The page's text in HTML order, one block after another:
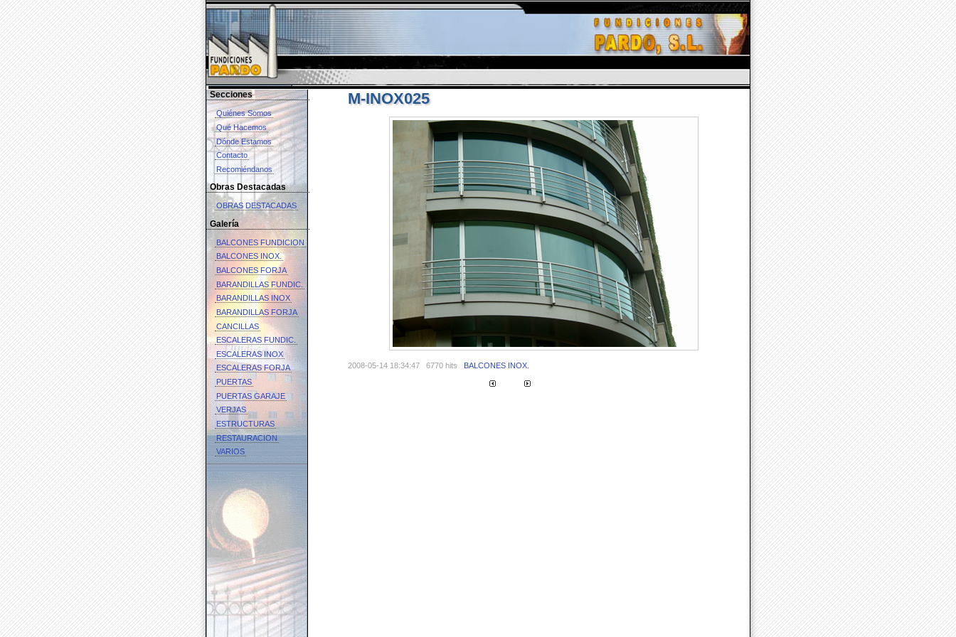
Secciones
Quiénes Somos
Qué Hacemos
Dónde Estamos
Contacto
Recomiéndanos
Obras Destacadas
OBRAS DESTACADAS
Galería
BALCONES FUNDICION
BALCONES INOX.
BALCONES FORJA
BARANDILLAS FUNDIC.
BARANDILLAS INOX
BARANDILLAS FORJA
CANCILLAS
ESCALERAS FUNDIC.
ESCALERAS INOX
ESCALERAS FORJA
PUERTAS
PUERTAS GARAJE
VERJAS
ESTRUCTURAS
RESTAURACION
VARIOS
M-INOX025
2008-05-14 18:34:47 6770 hits BALCONES INOX.